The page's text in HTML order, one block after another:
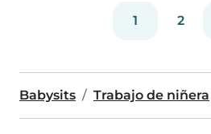
1 2
Babysits Trabajo de niñera